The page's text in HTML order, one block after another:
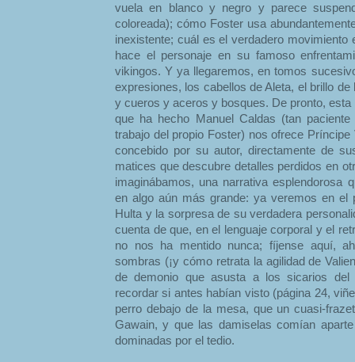
vuela en blanco y negro y parece
coloreada); cómo Foster usa
inexistente; cuál es el verdadero movimiento
hace el personaje en su famoso
vikingos. Y ya llegaremos, en tomos
expresiones, los cabellos de Aleta, el brillo
y cueros y aceros y bosques. De pronto,
que ha hecho Manuel Caldas (tan
trabajo del propio Foster) nos ofrece
concebido por su autor, directamente de
matices que descubre detalles perdidos en
imaginábamos, una narrativa esplendorosa
en algo aún más grande: ya veremos en el
Hulta y la sorpresa de su verdadera
cuenta de que, en el lenguaje corporal y el
no nos ha mentido nunca; fíjense aquí,
sombras (¡y cómo retrata la agilidad de
de demonio que asusta a los sicarios
recordar si antes habían visto (página 24,
perro debajo de la mesa, que un cuasi-
Gawain, y que las damiselas comían
dominadas por el tedio.